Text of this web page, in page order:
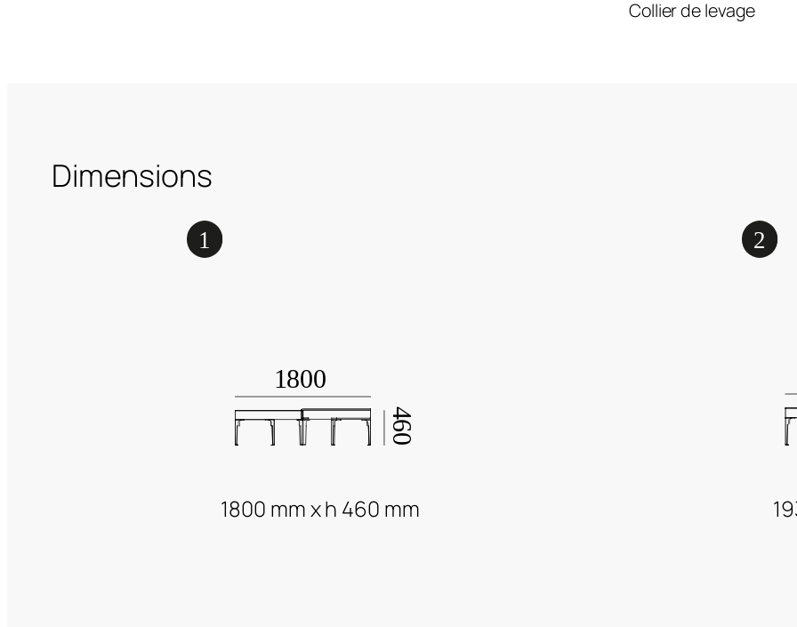
Collier de levage
Dimensions
1800 mm x h 460 mm